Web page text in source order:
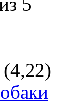
(4,22)